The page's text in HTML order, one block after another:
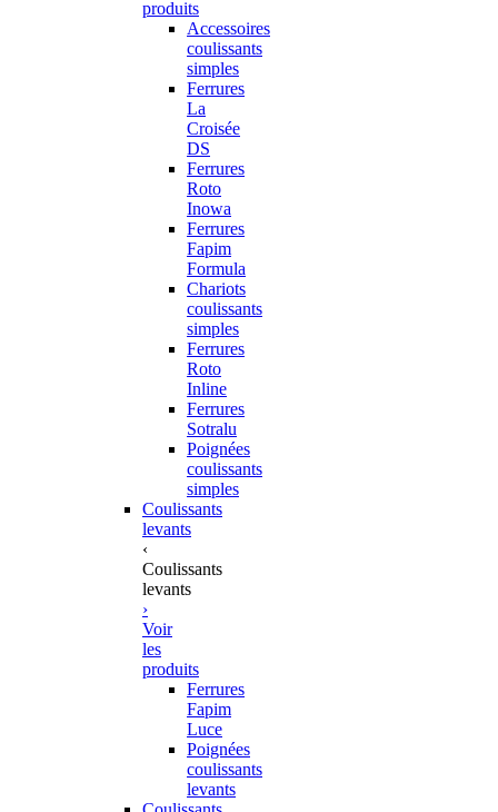
produits
Accessoires
coulissants
simples
Ferrures
La
Croisée
DS
Ferrures
Roto
Inowa
Ferrures
Fapim
Formula
Chariots
coulissants
simples
Ferrures
Roto
Inline
Ferrures
Sotralu
Poignées
coulissants
simples
Coulissants
levants
‹
Coulissants
levants
›
Voir
les
produits
Ferrures
Fapim
Luce
Poignées
coulissants
levants